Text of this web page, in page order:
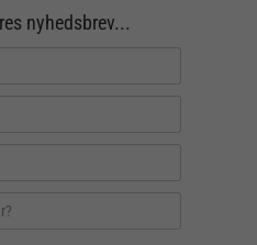
nyhedsbrev...